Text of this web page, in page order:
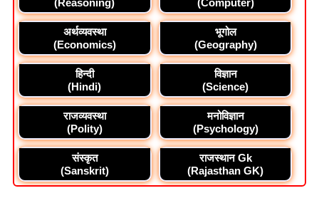
(Reasoning)
(Computer)
अर्थव्यवस्था
(Economics)
भूगोल
(Geography)
हिन्दी
(Hindi)
विज्ञान
(Science)
राजव्यवस्था
(Polity)
मनोविज्ञान
(Psychology)
संस्कृत
(Sanskrit)
राजस्थान Gk
(Rajasthan GK)